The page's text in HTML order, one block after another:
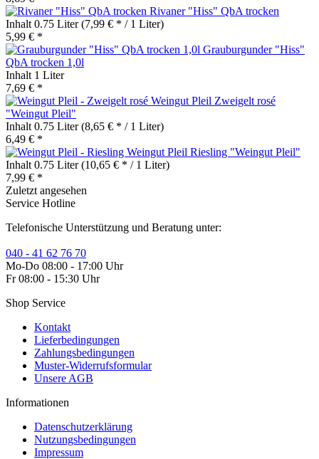
Rivaner "Hiss" QbA trocken
Inhalt 0.75 Liter(7,99 € * / 1 Liter)
5,99 € *
Grauburgunder "Hiss"
QbA trocken 1,0l
Inhalt 1 Liter
7,69 € *
Zweigelt rosé
"Weingut Pleil"
Inhalt 0.75 Liter(8,65 € * / 1 Liter)
6,49 € *
Riesling "Weingut Pleil"
Inhalt 0.75 Liter(10,65 € * / 1 Liter)
7,99 € *
Zuletzt angesehen
Service Hotline
Telefonische Unterstützung und Beratung unter:
040 - 41 62 76 70
Mo-Do 08:00 - 17:00 Uhr
Fr 08:00 - 15:30 Uhr
Shop Service
Kontakt
Lieferbedingungen
Zahlungsbedingungen
Muster-Widerrufsformular
Unsere AGB
Informationen
Datenschutzerklärung
Nutzungsbedingungen
Impressum